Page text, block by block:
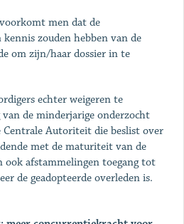
men dat de
zouden hebben van de
om zijn/haar dossier in te
echter weigeren te
van de minderjarige onderzocht
Centrale Autoriteit die beslist over
met de maturiteit van de
ook afstammelingen toegang tot
de geadopteerde overleden is.